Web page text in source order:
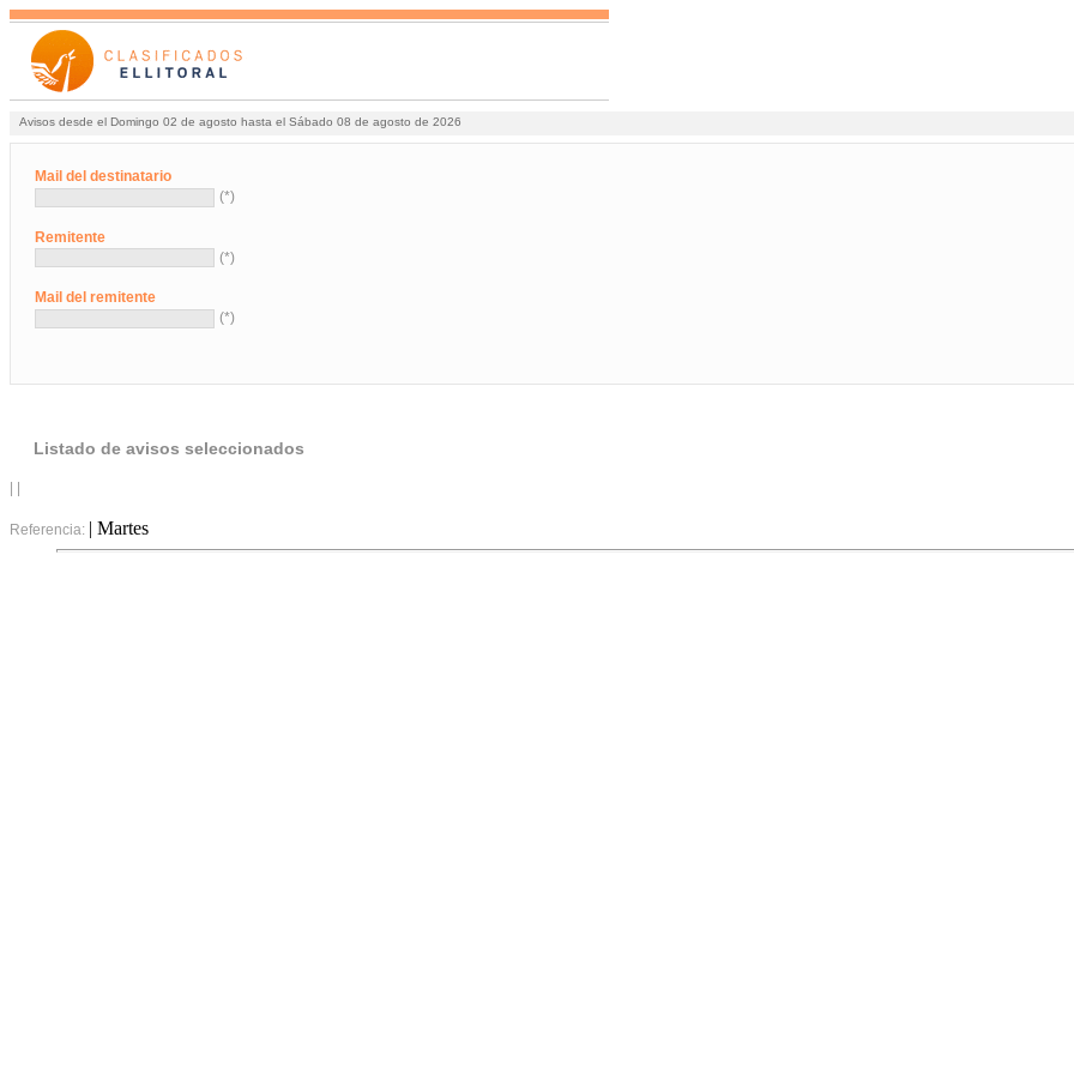
Avisos desde el Domingo 02 de agosto hasta el Sábado 08 de agosto de 2026
Mail del destinatario
(*)
Remitente
(*)
Mail del remitente
(*)
Listado de avisos seleccionados
Referencia: | Martes